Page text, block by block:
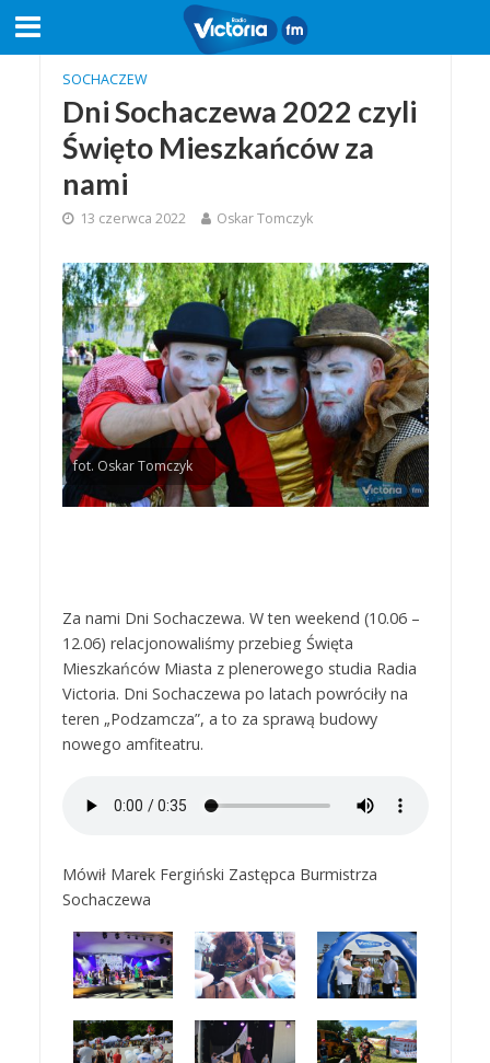
SOCHACZEW
Dni Sochaczewa 2022 czyli
Święto Mieszkańców za
nami
13 czerwca 2022 Oskar Tomczyk
fot. Oskar Tomczyk
Za nami Dni Sochaczewa. W ten weekend (10.06 –
12.06) relacjonowaliśmy przebieg Święta
Mieszkańców Miasta z plenerowego studia Radia
Victoria. Dni Sochaczewa po latach powróciły na
teren „Podzamcza”, a to za sprawą budowy
nowego amfiteatru.
Mówił Marek Fergiński Zastępca Burmistrza
Sochaczewa